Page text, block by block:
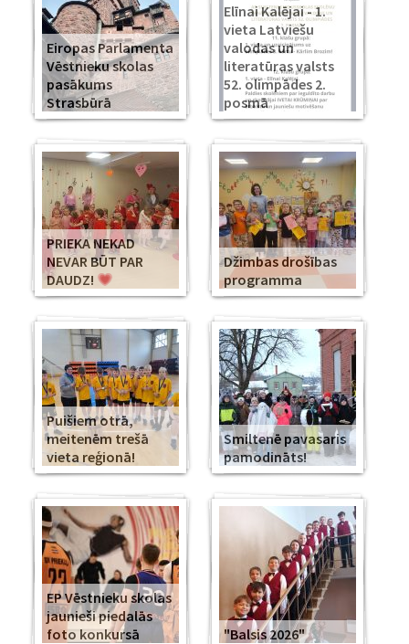
Eiropas Parlamenta
Vēstnieku skolas
pasākums
Strasbūrā
Elīnai Kalējai - 1.
vieta Latviešu
valodas un
literatūras valsts
52. olimpādes 2.
posmā
PRIEKA NEKAD
NEVAR BŪT PAR
DAUDZ!
Džimbas drošības
programma
Puišiem otrā,
meitenēm trešā
vieta reģionā!
Smiltenē pavasaris
pamodināts!
EP Vēstnieku skolas
jaunieši piedalās
foto konkursā
"Balsis 2026"